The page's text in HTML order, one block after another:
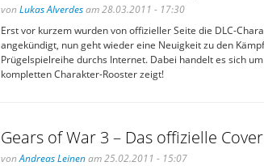
von Lukas Alverdesam 28.03.2011 - 17:30
Erst vor kurzem wurden von offizieller Seite die DLC-
angekündigt, nun geht wieder eine Neuigkeit zu den
Prügelspielreihe durchs Internet. Dabei handelt es sich
kompletten Charakter-Rooster zeigt!
Gears of War 3 – Das offizielle
vonAndreas Leinenam 25.02.2011 - 15:07